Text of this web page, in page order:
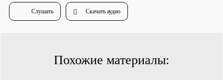
Служение «Слово Истины»
Служение «Слово Истины»
Слушать Скачать аудио
Похожие материалы: